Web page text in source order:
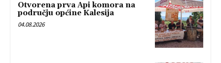
Otvorena prva Api komora na
području općine Kalesija
04.08.2026